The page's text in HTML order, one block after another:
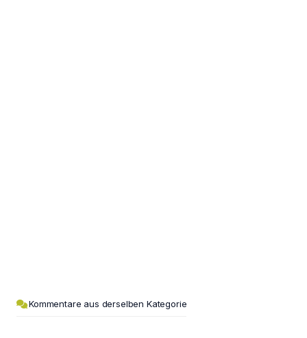
Kommentare aus derselben Kategorie